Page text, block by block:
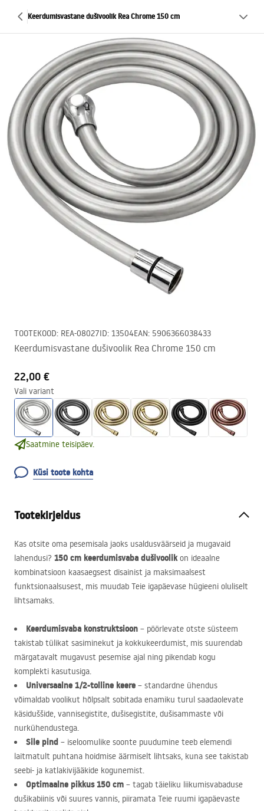
Keerdumisvastane dušivoolik Rea Chrome 150 cm
TOOTEKOOD: REA-08027ID: 13504EAN: 5906366038433
Keerdumisvastane dušivoolik Rea Chrome 150 cm
22,00 €
Vali variant
Saatmine teisipäev.
Küsi toote kohta
Tootekirjeldus
Kas otsite oma pesemisala jaoks usaldusväärseid ja mugavaid
lahendusi? 150 cm keerdumisvaba dušivoolikon ideaalne
kombinatsioon kaasaegsest disainist ja maksimaalsest
funktsionaalsusest, mis muudab Teie igapäevase hügieeni oluliselt
lihtsamaks.
Keerdumisvaba konstruktsioon – pöörlevate otste süsteem
takistab tülikat sasiminekut ja kokkukeerdumist, mis suurendab
märgatavalt mugavust pesemise ajal ning pikendab kogu
komplekti kasutusiga.
Universaalne 1/2-tolline keere – standardne ühendus
võimaldab voolikut hõlpsalt sobitada enamiku turul saadaolevate
käsiduššide, vannisegistite, dušisegistite, dušisammaste või
nurkühendustega.
Sile pind – iseloomulike soonte puudumine teeb elemendi
laitmatult puhtana hoidmise äärmiselt lihtsaks, kuna see takistab
seebi- ja katlakivijääkide kogunemist.
Optimaalne pikkus 150 cm – tagab täieliku liikumisvabaduse
dušikabiinis või suures vannis, piiramata Teie ruumi igapäevaste